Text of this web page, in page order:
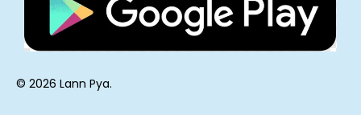
© 2026 Lann Pya.